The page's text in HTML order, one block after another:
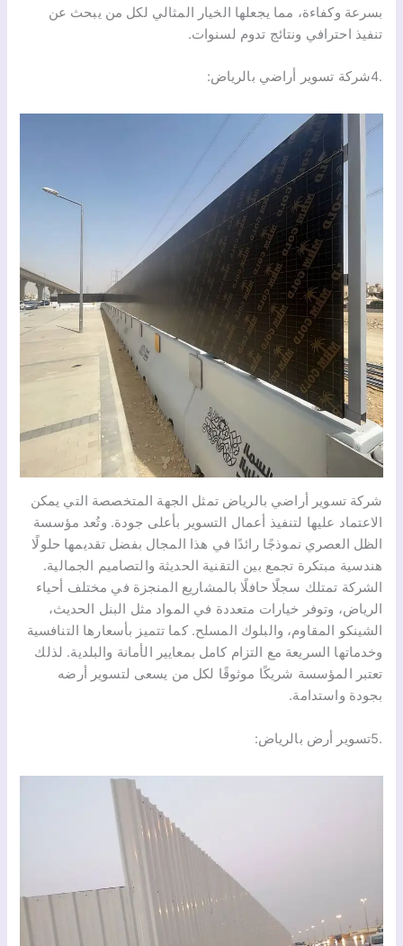
بسرعة وكفاءة، مما يجعلها الخيار المثالي لكل من يبحث عن
تنفيذ احترافي ونتائج تدوم لسنوات.
.4شركة تسوير أراضي بالرياض:
شركة تسوير أراضي بالرياض تمثل الجهة المتخصصة التي يمكن
الاعتماد عليها لتنفيذ أعمال التسوير بأعلى جودة. وتُعد مؤسسة
الظل العصري نموذجًا رائدًا في هذا المجال بفضل تقديمها حلولًا
هندسية مبتكرة تجمع بين التقنية الحديثة والتصاميم الجمالية.
الشركة تمتلك سجلًا حافلًا بالمشاريع المنجزة في مختلف أحياء
الرياض، وتوفر خيارات متعددة في المواد مثل البنل الحديث،
الشينكو المقاوم، والبلوك المسلح. كما تتميز بأسعارها التنافسية
وخدماتها السريعة مع التزام كامل بمعايير الأمانة والبلدية. لذلك
تعتبر المؤسسة شريكًا موثوقًا لكل من يسعى لتسوير أرضه
بجودة واستدامة.
.5تسوير أرض بالرياض: